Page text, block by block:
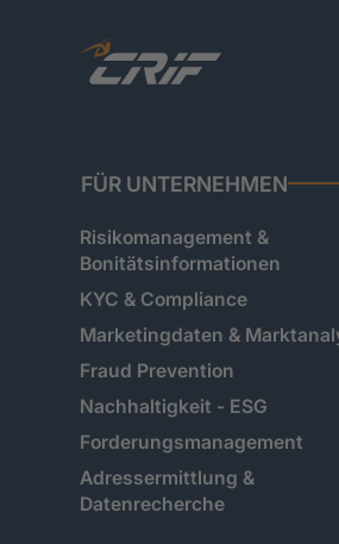
FÜR UNTERNEHMEN
Risikomanagement &
Bonitätsinformationen
KYC & Compliance
Marketingdaten &
Fraud Prevention
Nachhaltigkeit - ESG
Forderungsmanagement
Adressermittlung &
Datenrecherche